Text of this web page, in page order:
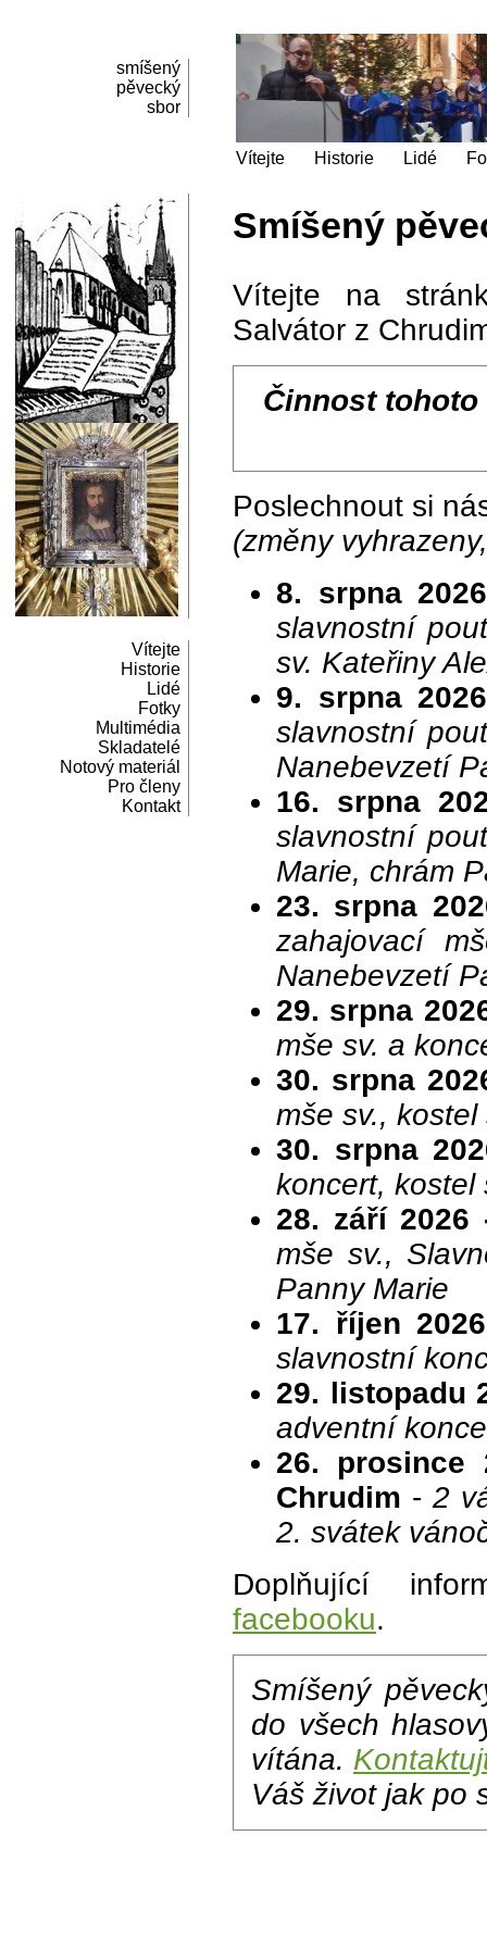
smíšený
pěvecký
sbor
Vítejte Historie Lidé
Vítejte
Historie
Lidé
Fotky
Multimédia
Skladatelé
Notový materiál
Pro členy
Kontakt
Smíšený
Vítejte na
Salvátor z
Činnost
Poslechnout si
(změny
8. srpna
slavnostní
sv. Kateřiny
9. srpna
slavnostní
Nanebevzetí
16. srpna
slavnostní
Marie, chrám
23. srpna
zahajovací
Nanebevzetí
29. srpna
mše sv. a
30. srpna
mše sv.,
30. srpna
koncert, kostel
28. září 2026
mše sv.,
Panny Marie
17. říjen
slavnostní
29. listopadu
adventní
26. prosince
Chrudim -2
2. svátek
Doplňující
facebooku.
Smíšený
do všech
vítána.
Váš život jak po